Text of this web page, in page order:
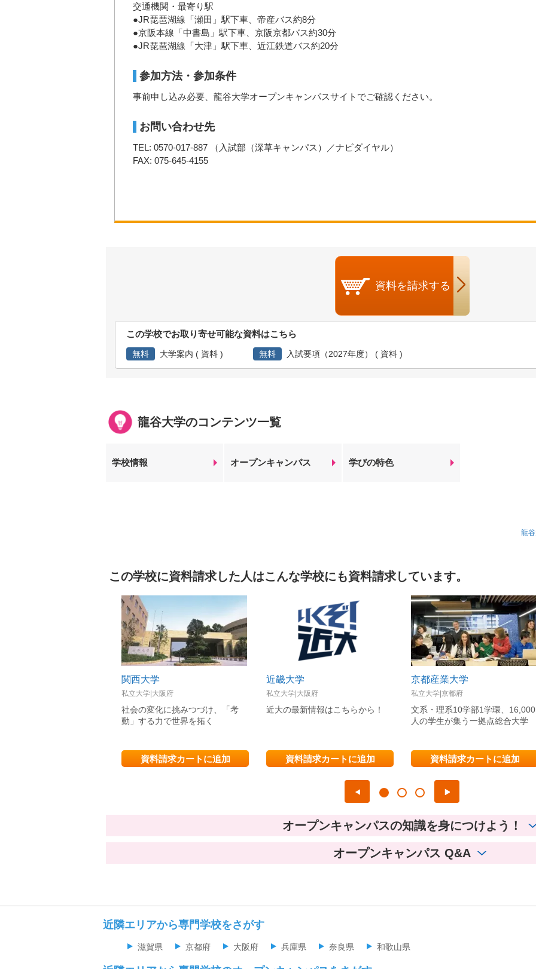
交通機関・最寄り駅
●JR琵琶湖線「瀬田」駅下車、帝産バス約8分
●京阪本線「中書島」駅下車、京阪京都バス約30分
●JR琵琶湖線「大津」駅下車、近江鉄道バス約20分
参加方法・参加条件
事前申し込み必要、龍谷大学オープンキャンパスサイトでご確認ください。
お問い合わせ先
TEL: 0570-017-887 （入試部（深草キャンパス）／ナビダイヤル）
FAX: 075-645-4155
資料を請求する
この学校でお取り寄せ可能な資料はこちら
無料 大学案内 ( 資料 ) 無料 入試要項（2027年度） ( 資料 )
龍谷大学のコンテンツ一覧
学校情報 オープンキャンパス 学びの特色
龍
この学校に資料請求した人はこんな学校にも資料請求しています。
関西大学
私立大学|大阪府
社会の変化に挑みつづけ、「考
動」する力で世界を拓く
資料請求カートに追加
近畿大学
私立大学|大阪府
近大の最新情報はこちらから！
資料請求カートに追加
京都産業大学
私立大学|京都府
文系・理系10学部1学環、16,000
人の学生が集う一拠点総合大学
資料請求カートに追加
オープンキャンパスの知識を身につけよう！
オープンキャンパス Q&A
近隣エリアから専門学校をさがす
滋賀県 京都府 大阪府 兵庫県 奈良県 和歌山県